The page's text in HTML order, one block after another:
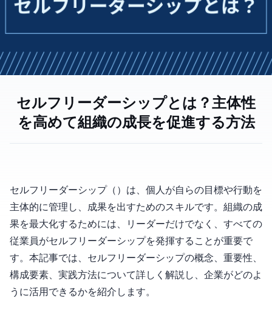
セルフリーダーシップとは？主体性
を高めて組織の成長を促進する方法
セルフリーダーシップ（Self-Leadership）は、個人が自らの目標や行動を
主体的に管理し、成果を出すためのスキルです。組織の成
果を最大化するためには、リーダーだけでなく、すべての
従業員がセルフリーダーシップを発揮することが重要で
す。本記事では、セルフリーダーシップの概念、重要性、
構成要素、実践方法について詳しく解説し、企業がどのよ
うに活用できるかを紹介します。